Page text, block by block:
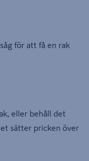
för att få en rak
eller behåll det
sätter pricken över